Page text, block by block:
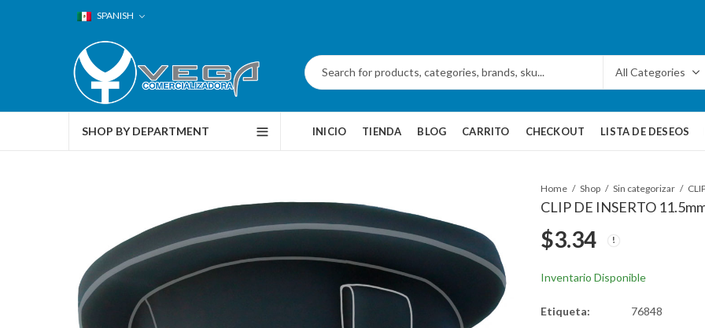
SPANISH
SHOP BY DEPARTMENT INICIO TIENDA BLOG CARRITO CHECKOUT LISTA DE DESEOS
Home Shop Sin categorizar
CLIP DE INSERTO
$3.34
Inventario Disponible
Etiqueta: 76848